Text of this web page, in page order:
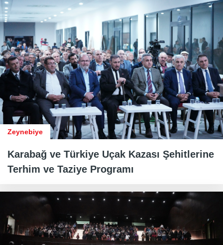
Zeynebiye
Karabağ ve Türkiye Uçak Kazası Şehitlerine
Terhim ve Taziye Programı